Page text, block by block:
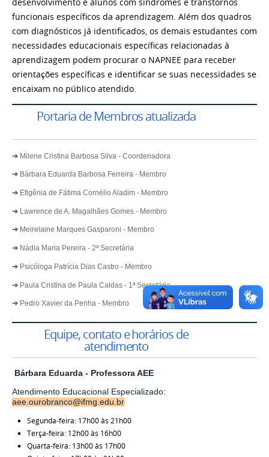
desenvolvimento e alunos com síndromes e transtornos
funcionais específicos da aprendizagem. Além dos quadros
com diagnósticos já identificados, os demais estudantes com
necessidades educacionais específicas relacionadas à
aprendizagem podem procurar o NAPNEE para receber
orientações específicas e identificar se suas necessidades se
encaixam no público atendido.
Portaria de Membros atualizada
➔ Milene Cristina Barbosa Silva - Coordenadora
➔ Bárbara Eduarda Barbosa Ferreira - Membro
➔ Efigênia de Fátima Cornélio Aladim - Membro
➔ Lawrence de A. Magalhães Gomes - Membro
➔ Meirelaine Marques Gasparoni - Membro
➔ Nádia Maria Pereira - 2ª Secretária
➔ Psicóloga Patrícia Dias Castro - Membro
➔ Paula Cristina de Paula Caldas - 1ª Secretária
➔ Pedro Xavier da Penha - Membro
Equipe, contato e horários de
atendimento
Bárbara Eduarda - Professora AEE
Atendimento Educacional Especializado:
aee.ourobranco@ifmg.edu.br
Segunda-feira: 17h00 às 21h00
Terça-feira: 12h00 às 16h00
Quarta-feira: 13h00 às 17h00